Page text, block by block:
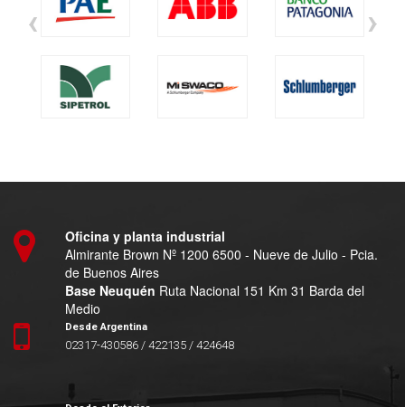
‹ ›
Oficina y planta industrial
Almirante Brown Nº 1200 6500 - Nueve de Julio - Pcia.
de Buenos Aires
Base Neuquén Ruta Nacional 151 Km 31 Barda del
Medio
Desde Argentina
02317-430586 / 422135 / 424648